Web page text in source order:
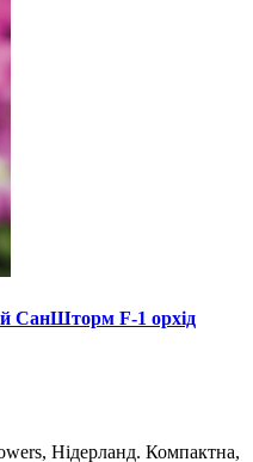
СанШторм F-1 орхід
Нідерланд. Компактна,